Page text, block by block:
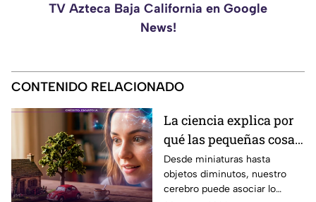
TV Azteca Baja California en Google
News!
CONTENIDO RELACIONADO
La ciencia explica por
qué las pequeñas cosas
nos parecen tan
adorables
Desde miniaturas hasta
objetos diminutos, nuestro
cerebro puede asociar lo